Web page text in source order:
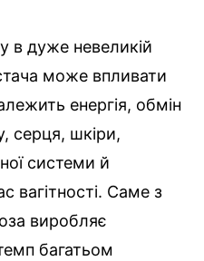
в дуже невеликій
може впливати
енергія, обмін
серця, шкіри,
системи й
вагітності. Саме з
виробляє
багатьом